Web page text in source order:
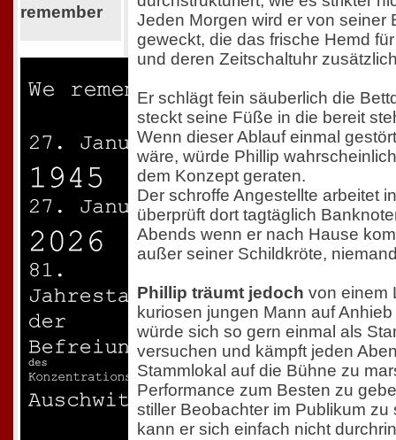
remember
Jeden Morgen wird er von seiner
geweckt, die das frische Hemd
und deren Zeitschaltuhr
Er schlägt fein säuberlich die
steckt seine Füße in die bereit
Wenn dieser Ablauf einmal
wäre, würde Phillip
dem Konzept geraten.
Der schroffe Angestellte arbeitet
überprüft dort tagtäglich
Abends wenn er nach Hause
außer seiner Schildkröte,
Phillip träumt jedoch von einem
kuriosen jungen Mann auf
würde sich so gern einmal als
versuchen und kämpft jeden
Stammlokal auf die Bühne zu
Performance zum Besten zu
stiller Beobachter im Publikum
kann er sich einfach nicht